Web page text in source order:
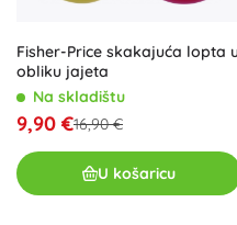
Fisher-Price skakajuća lopta
obliku jajeta
Na skladištu
9,90 €16,90 €
U košaricu